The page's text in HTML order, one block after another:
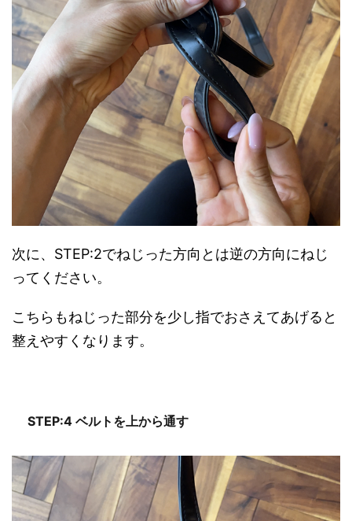
次に、STEP:2でねじった方向とは逆の方向にねじ
ってください。
こちらもねじった部分を少し指でおさえてあげると
整えやすくなります。
STEP:4 ベルトを上から通す